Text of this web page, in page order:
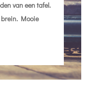
van een tafel.
brein. Mooie